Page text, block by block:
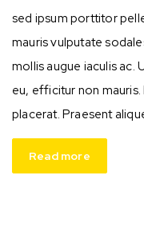
sed ipsum porttitor
mauris vulputate
mollis augue iaculis ac.
eu, efficitur non
placerat. Praesent
Read more